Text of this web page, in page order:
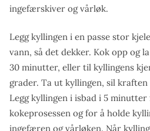
ingefærskiver og vårløk.
Legg kyllingen i en passe stor
vann, så det dekker. Kok opp og
30 minutter, eller til kyllingens
grader. Ta ut kyllingen, sil
Legg kyllingen i isbad i 5
kokeprosessen og for å holde
ingefæren og vårløken. Når